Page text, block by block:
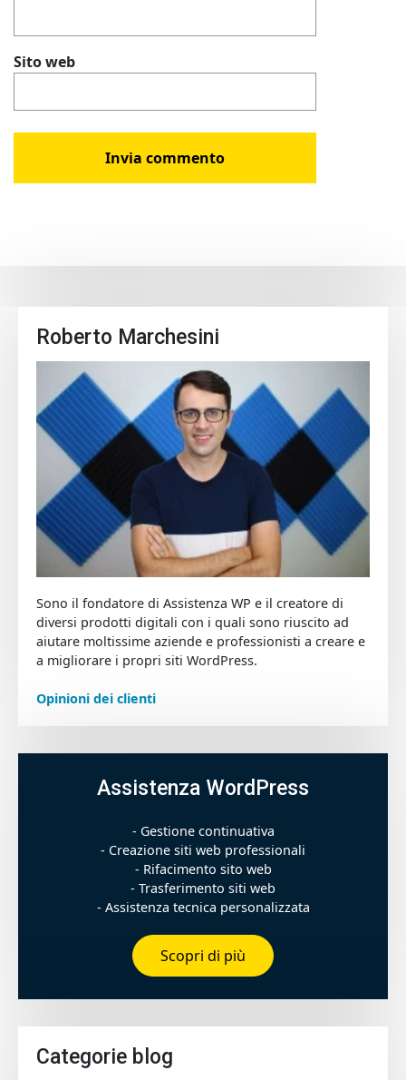
Sito web
Roberto Marchesini
Sono il fondatore di Assistenza WP e il creatore di
diversi prodotti digitali con i quali sono riuscito ad
aiutare moltissime aziende e professionisti a creare e
a migliorare i propri siti WordPress.
Opinioni dei clienti
Assistenza WordPress
- Gestione continuativa
- Creazione siti web professionali
- Rifacimento sito web
- Trasferimento siti web
- Assistenza tecnica personalizzata
Scopri di più
Categorie blog